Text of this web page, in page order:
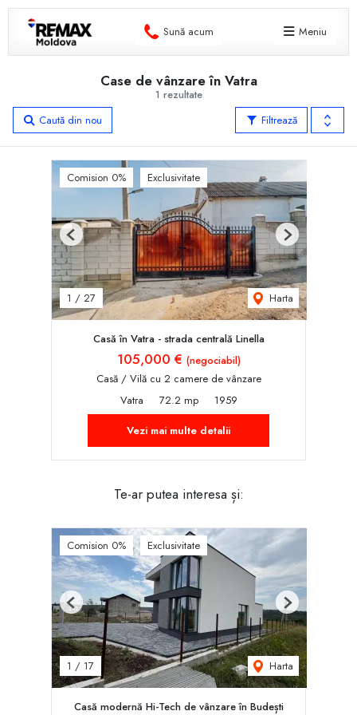
Sună acum Meniu
1 rezultate
Case de vânzare în Vatra
Filtrează
Caută din nou
Comision 0% Exclusivitate
1 / 27 Harta
Previous Next
Casă în Vatra - strada centrală Linella
105,000 € (negociabil)
Casă / Vilă cu 2 camere de vânzare
Vatra
72.2 mp
1959
Vezi mai multe detalii
Te-ar putea interesa și:
Comision 0% Exclusivitate
1 / 17 Harta
Previous Next
Casă modernă Hi-Tech de vânzare în Budești